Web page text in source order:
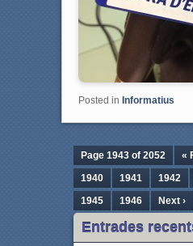
Posted in Informatius
Page 1943 of 2052 «
1940
1941 1942
1945
1946 Next ›
Entrades